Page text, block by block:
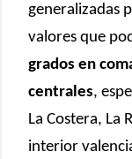
generalizadas
valores que
grados en
centrales,
La Costera, La
interior